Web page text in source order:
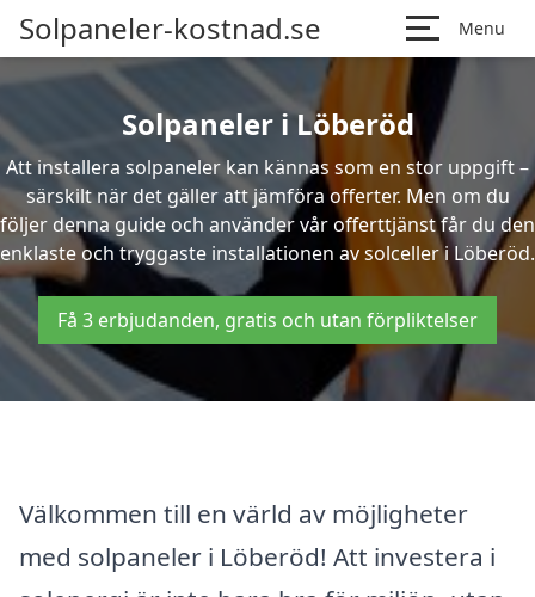
Solpaneler-kostnad.se Menu
Solpaneler i Löberöd
Att installera solpaneler kan kännas som en stor uppgift –
särskilt när det gäller att jämföra offerter. Men om du
följer denna guide och använder vår offerttjänst får du den
enklaste och tryggaste installationen av solceller i Löberöd.
Få 3 erbjudanden, gratis och utan förpliktelser
Välkommen till en värld av möjligheter
med solpaneler i Löberöd! Att investera i